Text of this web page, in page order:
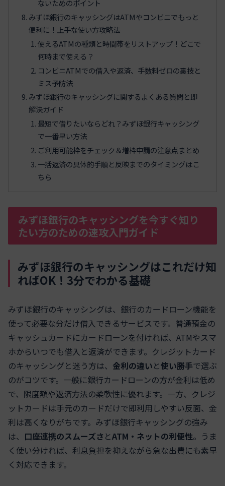
ないためのポイント
みずほ銀行のキャッシングはATMやコンビニでもっと
便利に！上手な使い方攻略法
使えるATMの種類と時間帯をリストアップ！どこで
何時まで使える？
コンビニATMでの借入や返済、手数料ゼロの裏技と
ミス予防法
みずほ銀行のキャッシングに関するよくある質問と即
解決ガイド
最短で借りたいならどれ？みずほ銀行キャッシング
で一番早い方法
ご利用可能枠をチェック＆増枠申請の注意点まとめ
一括返済の具体的手順と反映までのタイミングはこ
ちら
みずほ銀行のキャッシングを今すぐ知り
たい方のための速攻入門ガイド
みずほ銀行のキャッシングはこれだけ知
ればOK！3分でわかる基礎
みずほ銀行のキャッシングは、銀行のカードローン機能を
使って必要な分だけ借入できるサービスです。普通預金の
キャッシュカードにカードローンを付ければ、ATMやスマ
ホからいつでも借入と返済ができます。クレジットカード
のキャッシングと迷う方は、 金利の違いと使い勝手で選ぶ
のがコツです。一般に銀行カードローンの方が金利は低め
で、限度額や返済方法の柔軟性に優れます。一方、クレジ
ットカードは手元のカードだけで即利用しやすい反面、金
利は高くなりがちです。みずほ銀行キャッシングの強み
は、 口座連携のスムーズさ とATM・ネットの利便性。うま
く使い分ければ、利息負担を抑えながら急な出費にも素早
く対応できます。